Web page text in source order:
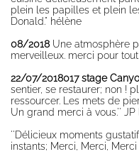
Ski touring
Picture album
The gîte
Spring, summer,
fall
Winter
countryside
plein les papilles et plein
Donald." hélène
08/2018 Une atmosphère
merveilleux. merci pour
22/07/2018017 stage
sentier, se restaurer; non !
ressourcer. Les mets de
Un grand merci à vous.'' JP
''Délicieux moments
instants; Merci, Merci,